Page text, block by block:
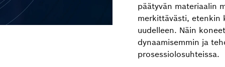
päätyvän materiaalin
merkittävästi, etenkin
uudelleen. Näin
dynaamisemmin ja
prosessiolosuhteissa.